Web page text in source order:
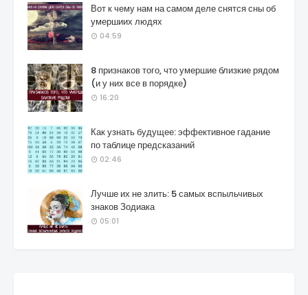
Вот к чему нам на самом деле снятся сны об
умершиих людях
04:59
8 признаков того, что умершие близкие рядом
(и у них все в порядке)
16:20
Как узнать будущее: эффективное гадание
по таблице предсказаний
02:46
Лучше их не злить: 5 самых вспыльчивых
знаков Зодиака
05:01